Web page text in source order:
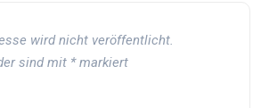
wird nicht veröffentlicht.
sind mit *markiert